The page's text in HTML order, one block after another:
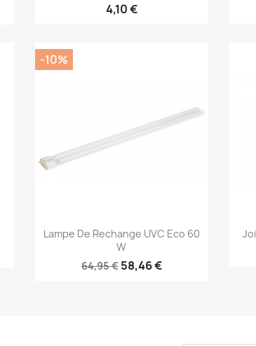
4,10 €
 Aperçu rapide
Lampe De Rechange UVC Eco 60
W
64,95 € 58,46 €
-10%